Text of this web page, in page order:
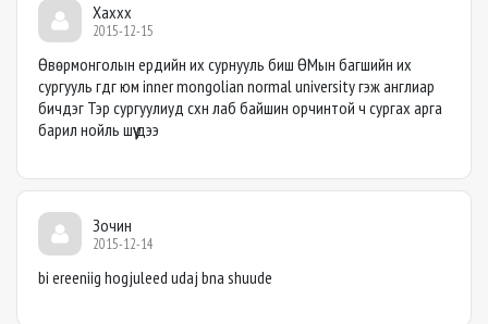
Хаххх
2015-12-15
Өвөрмонголын ердийн их сурнууль биш ӨМын багшийн их
сургууль гдг юм inner mongolian normal university гэж англиар
бичдэг Тэр сургуулиуд схн лаб байшин орчинтой ч сургах арга
барил нойль шүү дээ
Зочин
2015-12-14
bi ereeniig hogjuleed udaj bna shuude